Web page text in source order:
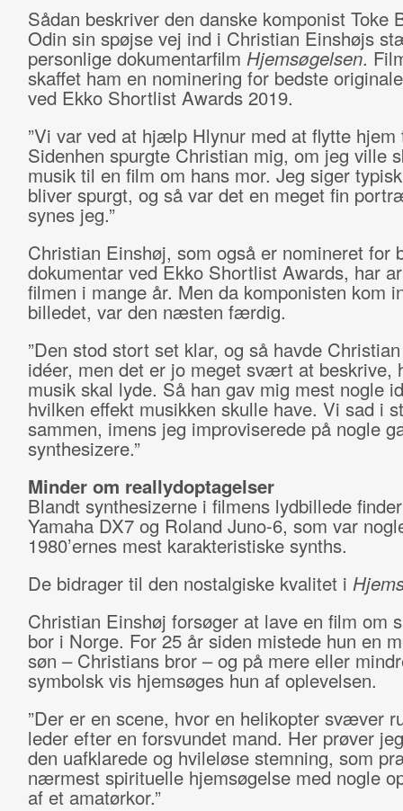
Sådan beskriver den danske komponist Toke
Odin sin spøjse vej ind i Christian Einshøjs
personlige dokumentarfilm Hjemsøgelsen.
skaffet ham en nominering for bedste
ved Ekko Shortlist Awards 2019.
”Vi var ved at hjælp Hlynur med at flytte hjem
Sidenhen spurgte Christian mig, om jeg ville
musik til en film om hans mor. Jeg siger
bliver spurgt, og så var det en meget fin
synes jeg.”
Christian Einshøj, som også er nomineret for
dokumentar ved Ekko Shortlist Awards, har
filmen i mange år. Men da komponisten kom
billedet, var den næsten færdig.
”Den stod stort set klar, og så havde
idéer, men det er jo meget svært at beskrive,
musik skal lyde. Så han gav mig mest nogle
hvilken effekt musikken skulle have. Vi sad i
sammen, imens jeg improviserede på nogle
synthesizere.”
Minder om reallydoptagelser
Blandt synthesizerne i filmens lydbillede
Yamaha DX7 og Roland Juno-6, som var
1980’ernes mest karakteristiske synths.
De bidrager til den nostalgiske kvalitet i
Christian Einshøj forsøger at lave en film om
bor i Norge. For 25 år siden mistede hun en
søn – Christians bror – og på mere eller
symbolsk vis hjemsøges hun af oplevelsen.
”Der er en scene, hvor en helikopter svæver
leder efter en forsvundet mand. Her prøver
den uafklarede og hvileløse stemning, som
nærmest spirituelle hjemsøgelse med nogle
af et amatørkor.”